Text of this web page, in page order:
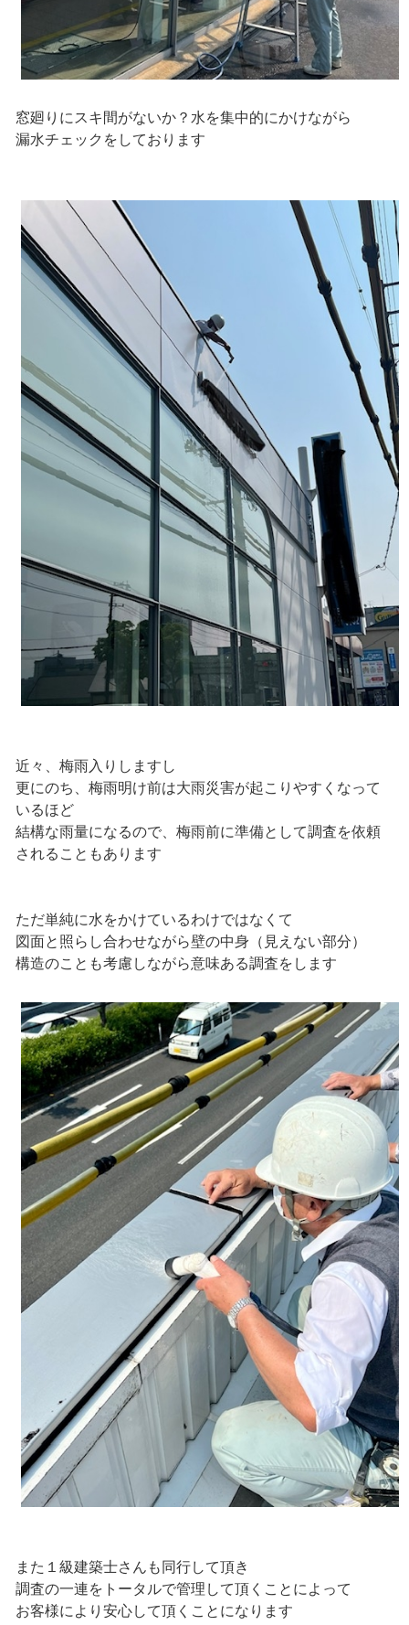
窓廻りにスキ間がないか？水を集中的にかけながら
漏水チェックをしております
近々、梅雨入りしますし
更にのち、梅雨明け前は大雨災害が起こりやすくなって
いるほど
結構な雨量になるので、梅雨前に準備として調査を依頼
されることもあります
ただ単純に水をかけているわけではなくて
図面と照らし合わせながら壁の中身（見えない部分）
構造のことも考慮しながら意味ある調査をします
また１級建築士さんも同行して頂き
調査の一連をトータルで管理して頂くことによって
お客様により安心して頂くことになります